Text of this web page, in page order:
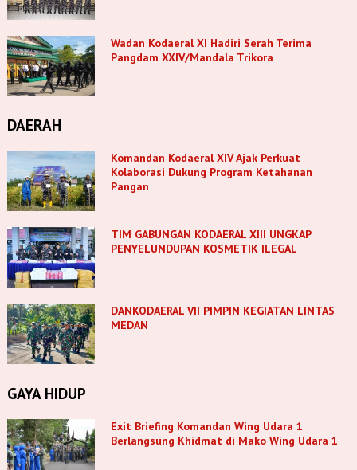
Wadan Kodaeral XI Hadiri Serah Terima
Pangdam XXIV/Mandala Trikora
DAERAH
Komandan Kodaeral XIV Ajak Perkuat
Kolaborasi Dukung Program Ketahanan
Pangan
TIM GABUNGAN KODAERAL XIII UNGKAP
PENYELUNDUPAN KOSMETIK ILEGAL
DANKODAERAL VII PIMPIN KEGIATAN LINTAS
MEDAN
GAYA HIDUP
Exit Briefing Komandan Wing Udara 1
Berlangsung Khidmat di Mako Wing Udara 1